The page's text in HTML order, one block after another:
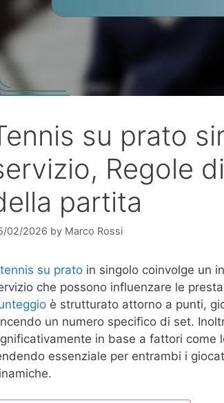
su prato
Regole
partita
02/2026 by Marco Rossi
tennis su prato in singolo coinvolge un
che possono influenzare le
è strutturato attorno a punti,
un numero specifico di set.
in base a fattori
essenziale per entrambi i